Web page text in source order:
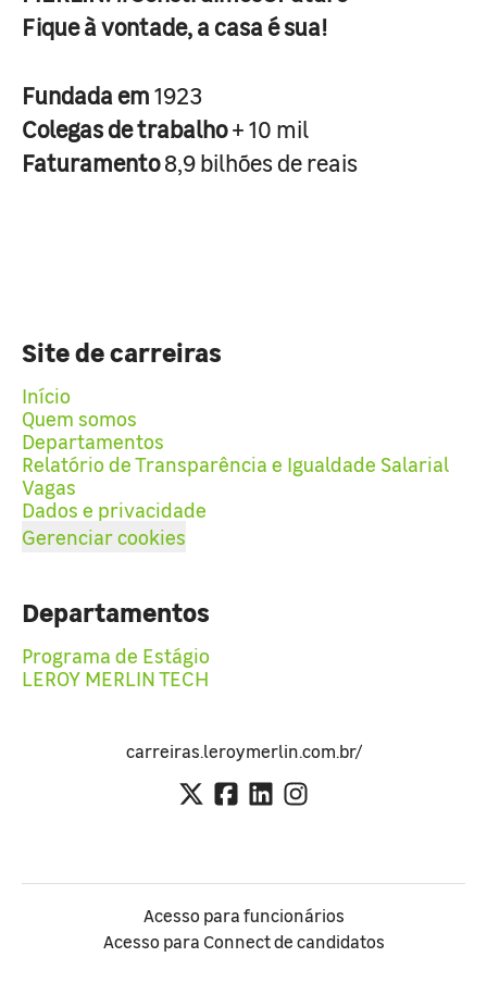
Fique à vontade, a casa é sua!
Fundada em1923
Colegas de trabalho+ 10 mil
Faturamento8,9 bilhões de reais
Site de carreiras
Início
Quem somos
Departamentos
Relatório de Transparência e Igualdade Salarial
Vagas
Dados e privacidade
Gerenciar cookies
Departamentos
Programa de Estágio
LEROY MERLIN TECH
carreiras.leroymerlin.com.br/
Acesso para funcionários
Acesso para Connect de candidatos